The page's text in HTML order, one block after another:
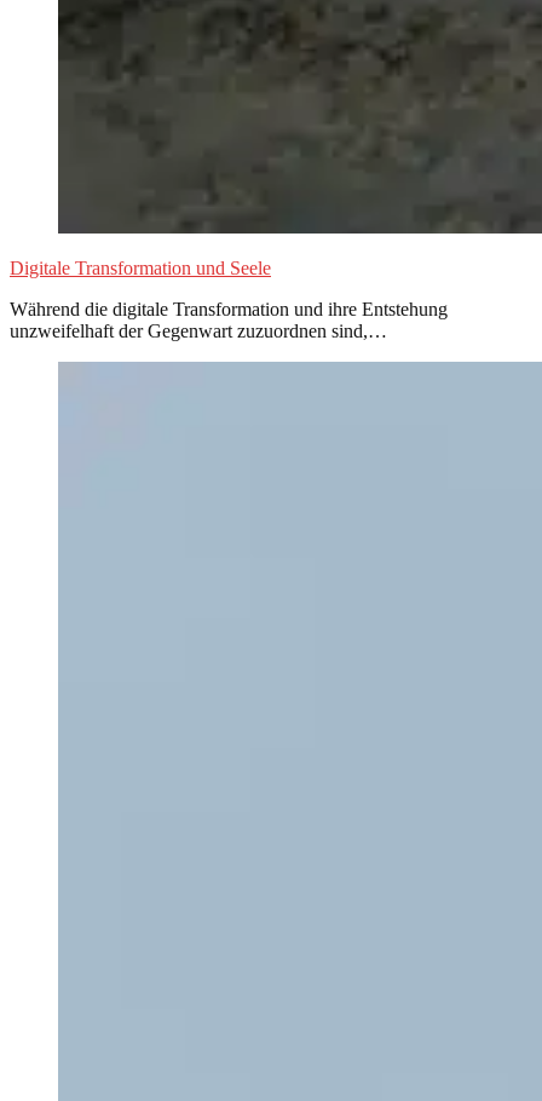
Digitale Transformation und Seele
Während die digitale Transformation und ihre Entstehung
unzweifelhaft der Gegenwart zuzuordnen sind,…